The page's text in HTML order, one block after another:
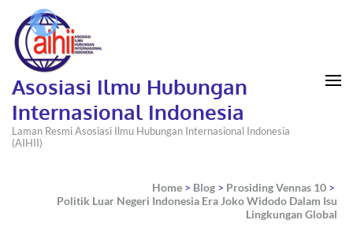
Asosiasi Ilmu Hubungan
Internasional Indonesia
Laman Resmi Asosiasi Ilmu Hubungan Internasional Indonesia
(AIHII)
Home > Blog > Prosiding Vennas 10 >
Politik Luar Negeri Indonesia Era Joko Widodo Dalam Isu
Lingkungan Global